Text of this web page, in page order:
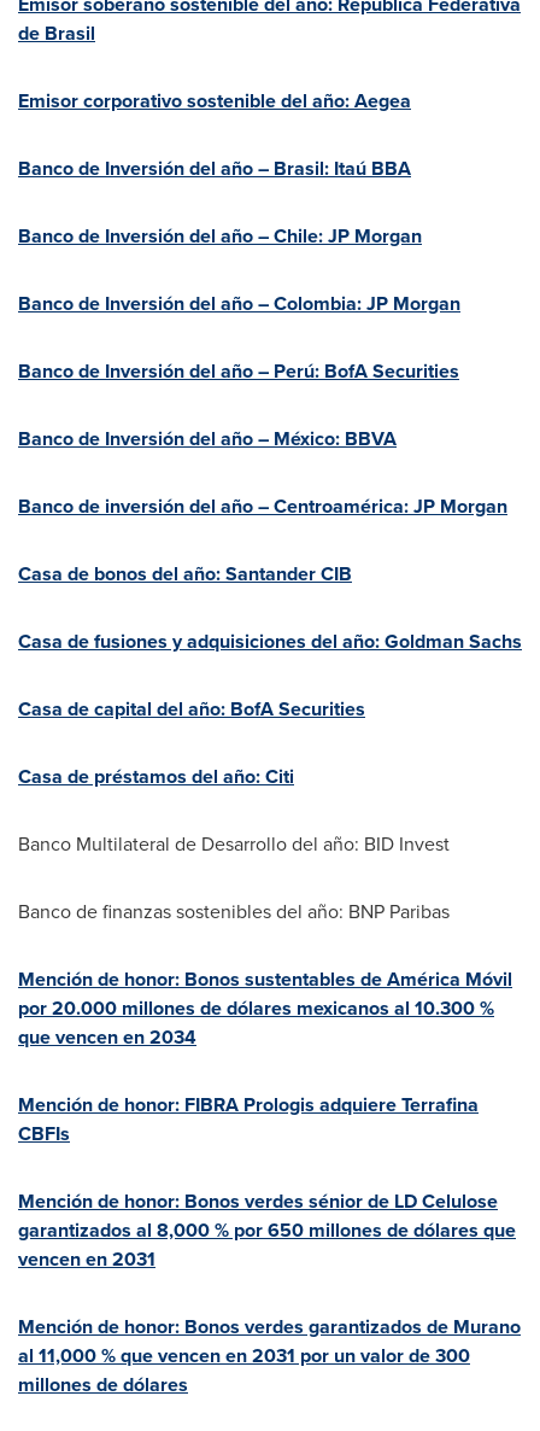
de Brasil
Emisor corporativo sostenible del año: Aegea
Banco de Inversión del año – Brasil: Itaú BBA
Banco de Inversión del año –Chile: JP Morgan
Banco de Inversión del año –Colombia: JP Morgan
Banco de Inversión del año – Perú: BofA Securities
Banco de Inversión del año – México: BBVA
Banco de inversión del año – Centroamérica: JP Morgan
Casa de bonos del año: Santander CIB
Casa de fusiones y adquisiciones del año: Goldman Sachs
Casa de capital del año: BofA Securities
Casa de préstamos del año: Citi
Banco Multilateral de Desarrollo del año: BID Invest
Banco de finanzas sostenibles del año: BNP Paribas
Mención de honor: Bonos sustentables de América Móvil
por 20.000 millones de dólares mexicanos al 10.300 %
que vencen en 2034
Mención de honor: FIBRA Prologis adquiere Terrafina
CBFIs
Mención de honor: Bonos verdes sénior de LD Celulose
garantizados al 8,000 % por 650 millones de dólares que
vencen en 2031
Mención de honor: Bonos verdes garantizados de Murano
al 11,000 % que vencen en 2031 por un valor de 300
millones de dólares